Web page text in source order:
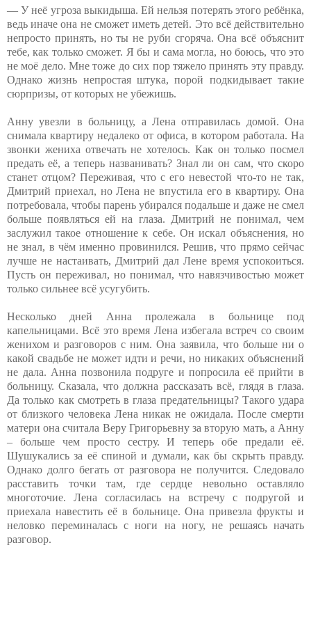
— У неё угроза выкидыша. Ей нельзя потерять этого ребёнка,
ведь иначе она не сможет иметь детей. Это всё действительно
непросто принять, но ты не руби сгоряча. Она всё объяснит
тебе, как только сможет. Я бы и сама могла, но боюсь, что это
не моё дело. Мне тоже до сих пор тяжело принять эту правду.
Однако жизнь непростая штука, порой подкидывает такие
сюрпризы, от которых не убежишь.
Анну увезли в больницу, а Лена отправилась домой. Она
снимала квартиру недалеко от офиса, в котором работала. На
звонки жениха отвечать не хотелось. Как он только посмел
предать её, а теперь названивать? Знал ли он сам, что скоро
станет отцом? Переживая, что с его невестой что-то не так,
Дмитрий приехал, но Лена не впустила его в квартиру. Она
потребовала, чтобы парень убирался подальше и даже не смел
больше появляться ей на глаза. Дмитрий не понимал, чем
заслужил такое отношение к себе. Он искал объяснения, но
не знал, в чём именно провинился. Решив, что прямо сейчас
лучше не настаивать, Дмитрий дал Лене время успокоиться.
Пусть он переживал, но понимал, что навязчивостью может
только сильнее всё усугубить.
Несколько дней Анна пролежала в больнице под
капельницами. Всё это время Лена избегала встреч со своим
женихом и разговоров с ним. Она заявила, что больше ни о
какой свадьбе не может идти и речи, но никаких объяснений
не дала. Анна позвонила подруге и попросила её прийти в
больницу. Сказала, что должна рассказать всё, глядя в глаза.
Да только как смотреть в глаза предательницы? Такого удара
от близкого человека Лена никак не ожидала. После смерти
матери она считала Веру Григорьевну за вторую мать, а Анну
– больше чем просто сестру. И теперь обе предали её.
Шушукались за её спиной и думали, как бы скрыть правду.
Однако долго бегать от разговора не получится. Следовало
расставить точки там, где сердце невольно оставляло
многоточие. Лена согласилась на встречу с подругой и
приехала навестить её в больнице. Она привезла фрукты и
неловко переминалась с ноги на ногу, не решаясь начать
разговор.